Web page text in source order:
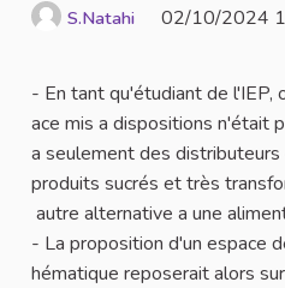
S.Natahi 02/10/2024
- En tant qu'étudiant de l'IEP,
ace mis a dispositions n'était
a seulement des distributeurs
produits sucrés et très
autre alternative a une
- La proposition d'un espace
hématique reposerait alors